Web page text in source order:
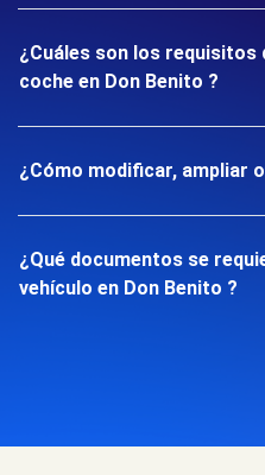
¿Cuáles son los requisitos
coche en Don Benito ?
¿Cómo modificar, ampliar
¿Qué documentos se
vehículo en Don Benito ?